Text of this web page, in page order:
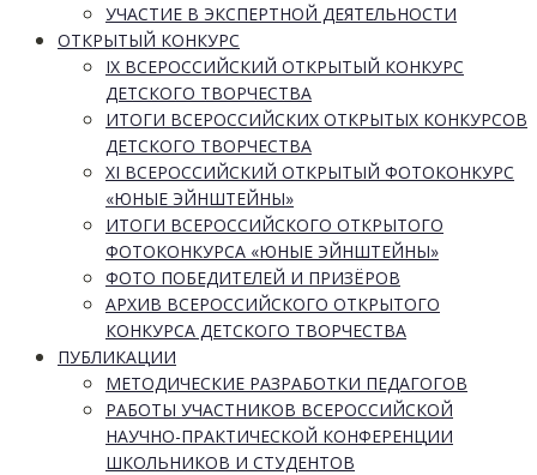
УЧАСТИЕ В ЭКСПЕРТНОЙ ДЕЯТЕЛЬНОСТИ
ОТКРЫТЫЙ КОНКУРС
IX ВСЕРОССИЙСКИЙ ОТКРЫТЫЙ КОНКУРС
ДЕТСКОГО ТВОРЧЕСТВА
ИТОГИ ВСЕРОССИЙСКИХ ОТКРЫТЫХ КОНКУРСОВ
ДЕТСКОГО ТВОРЧЕСТВА
XI ВСЕРОССИЙСКИЙ ОТКРЫТЫЙ ФОТОКОНКУРС
«ЮНЫЕ ЭЙНШТЕЙНЫ»
ИТОГИ ВСЕРОССИЙСКОГО ОТКРЫТОГО
ФОТОКОНКУРСА «ЮНЫЕ ЭЙНШТЕЙНЫ»
ФОТО ПОБЕДИТЕЛЕЙ И ПРИЗЁРОВ
АРХИВ ВСЕРОССИЙСКОГО ОТКРЫТОГО
КОНКУРСА ДЕТСКОГО ТВОРЧЕСТВА
ПУБЛИКАЦИИ
МЕТОДИЧЕСКИЕ РАЗРАБОТКИ ПЕДАГОГОВ
РАБОТЫ УЧАСТНИКОВ ВСЕРОССИЙСКОЙ
НАУЧНО-ПРАКТИЧЕСКОЙ КОНФЕРЕНЦИИ
ШКОЛЬНИКОВ И СТУДЕНТОВ